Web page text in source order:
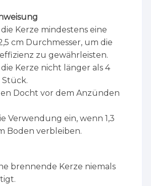
Kerze mindestens eine
cm Durchmesser, um die
zu gewährleisten.
Kerze nicht länger als 4
Docht vor dem Anzünden
Verwendung ein, wenn 1,3
Boden verbleiben.
brennende Kerze niemals